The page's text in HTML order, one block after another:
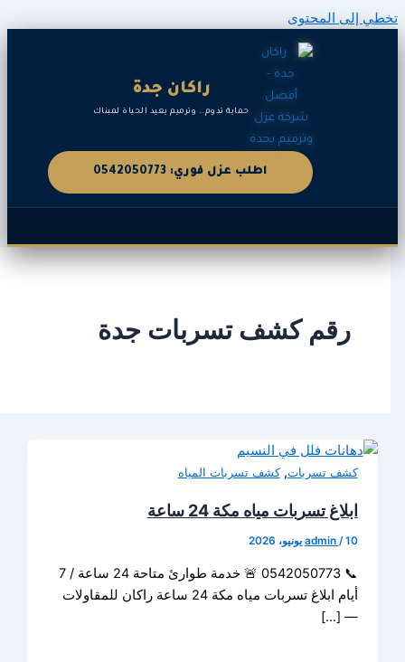
راكان جدة
حماية تدوم.. وترميم يعيد الحياة لمبناك
اطلب عزل فوري: 0542050773
كشف تسربات جدة
تسربات,كشف تسربات المياه
تسربات مياه مكة 24 ساعة
📞 0542050773 🚨 خدمة طوارئ متاحة 24 ساعة / 7
أيام ابلاغ تسربات مياه مكة 24 ساعة راكان للمقاولات